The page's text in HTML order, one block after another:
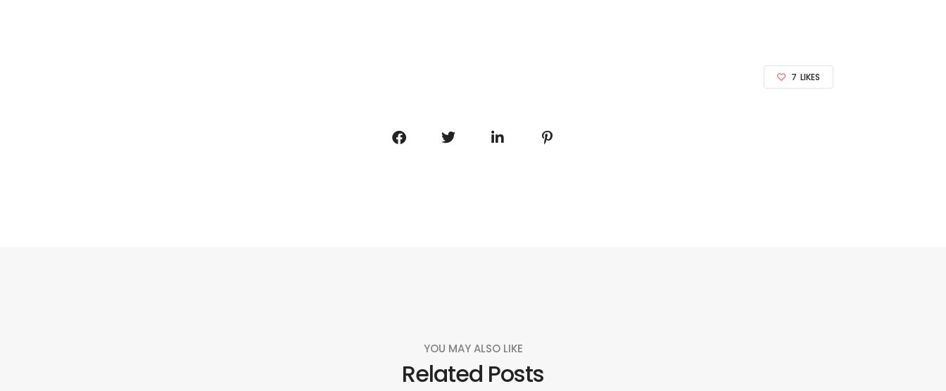
7 LIKES
YOU MAY ALSO LIKE
Related Posts